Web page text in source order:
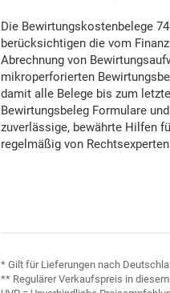
Die Bewirtungskostenbelege
berücksichtigen die vom
Abrechnung von
mikroperforierten
damit alle Belege bis zum
Bewirtungsbeleg Formulare
zuverlässige, bewährte Hilfen
regelmäßig von
* Gilt für Lieferungen nach
** Regulärer Verkaufspreis in